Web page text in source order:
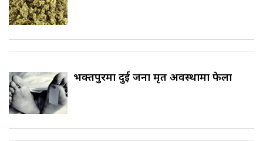
भक्तपुरमा दुई जना मृत अवस्थामा फेला